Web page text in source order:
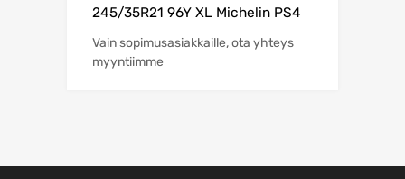
245/35R21 96Y XL Michelin PS4
Vain sopimusasiakkaille, ota yhteys
myyntiimme